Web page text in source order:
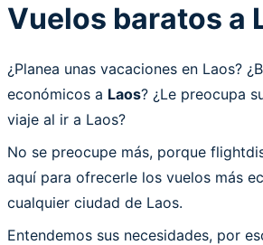
Vuelos baratos a
¿Planea unas vacaciones en Laos?
económicos a Laos? ¿Le preocupa
viaje al ir a Laos?
No se preocupe más, porque
aquí para ofrecerle los vuelos más
cualquier ciudad de Laos.
Entendemos sus necesidades, por